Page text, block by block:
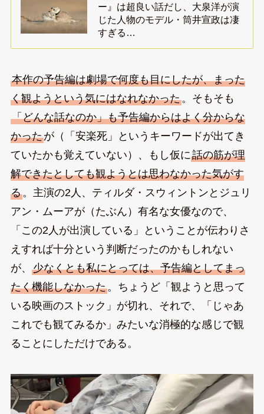
ー』は超良い話だし、大泉洋が演
じた人物のモデル・筒井宣政は凄
すぎる…
本作の予告編は劇場で何度も目にしたが、まった
く観ようという気にはなれなかった。そもそも
「どんな話なのか」も予告編からはよく分からな
かったが（「安楽死」というキーワードが出てき
ていたかも覚えていない）、もし仮に話の筋が理
解できたとしても観ようとは思わなかった気がす
る。主演の2人、ティルダ・スウィントンとジュリ
アン・ムーアが（たぶん）有名な女優なので、
「この2人が出演している」ということが伝わりさ
えすれば十分という判断だったのかもしれない
が、 少なくとも私にとっては、予告編としてまっ
たく機能しなかった。ちょうど「観ようと思って
いる映画のストック」が切れ、それで、「じゃあ
これでも観てみるか」みたいな消極的な感じで観
ることにしただけである。